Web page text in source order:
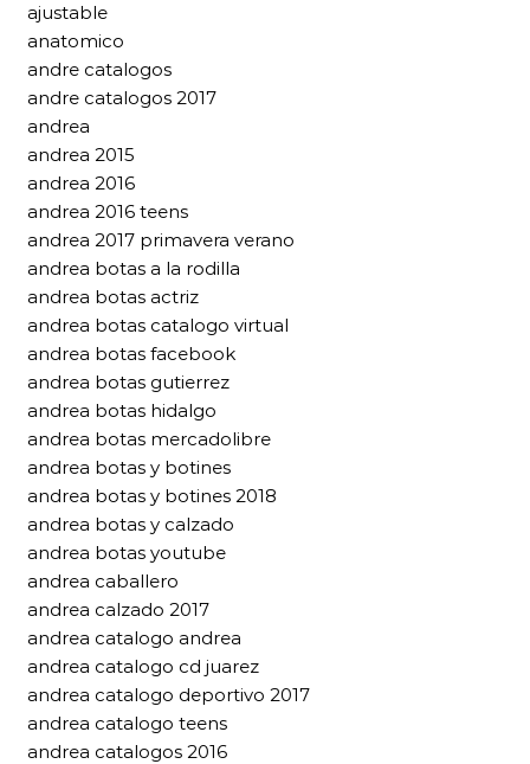
ajustable
anatomico
andre catalogos
andre catalogos 2017
andrea
andrea 2015
andrea 2016
andrea 2016 teens
andrea 2017 primavera verano
andrea botas a la rodilla
andrea botas actriz
andrea botas catalogo virtual
andrea botas facebook
andrea botas gutierrez
andrea botas hidalgo
andrea botas mercadolibre
andrea botas y botines
andrea botas y botines 2018
andrea botas y calzado
andrea botas youtube
andrea caballero
andrea calzado 2017
andrea catalogo andrea
andrea catalogo cd juarez
andrea catalogo deportivo 2017
andrea catalogo teens
andrea catalogos 2016